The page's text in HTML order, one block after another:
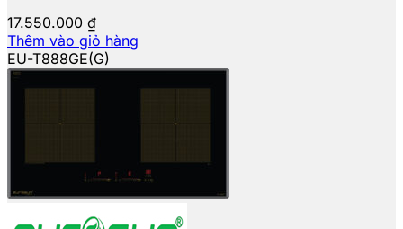
17.550.000 ₫
Thêm vào giỏ hàng
EU-T888GE(G)